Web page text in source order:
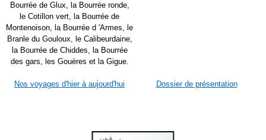
Bourrée de Glux, la Bourrée ronde,
le Cotillon vert, la Bourrée de
Montenoison, la Bourrée d 'Armes, le
Branle du Gouloux, le Calibeurdaine,
la Bourrée de Chiddes, la Bourrée
des gars, les Gouères et la Gigue.
Nos voyages d'hier à aujourd'hui Dossier de présentation